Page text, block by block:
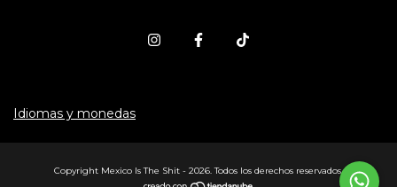
Idiomas y monedas
Copyright Mexico Is The Shit - 2026. Todos los derechos reservados.